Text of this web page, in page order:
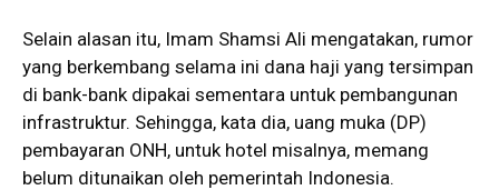
Selain alasan itu, Imam Shamsi Ali mengatakan, rumor
yang berkembang selama ini dana haji yang tersimpan
di bank-bank dipakai sementara untuk pembangunan
infrastruktur. Sehingga, kata dia, uang muka (DP)
pembayaran ONH, untuk hotel misalnya, memang
belum ditunaikan oleh pemerintah Indonesia.